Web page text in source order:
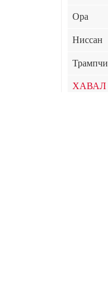
Ора
Ниссан
Трампчи
ХАВАЛ